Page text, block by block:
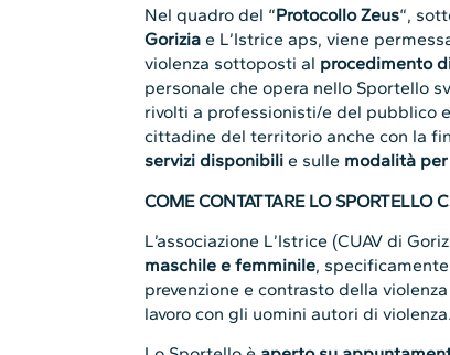
Nel quadro del “Protocollo Zeus“,
Gorizia e L’Istrice aps, viene
violenza sottoposti al procedimento
personale che opera nello Sportello
rivolti a professionisti/e del pubblico
cittadine del territorio anche con la
servizi disponibili e sulle modalità
COME CONTATTARE LO SPORTELLO
L’associazione L’Istrice (CUAV di
maschile e femminile,
prevenzione e contrasto della
lavoro con gli uomini autori di violenza.